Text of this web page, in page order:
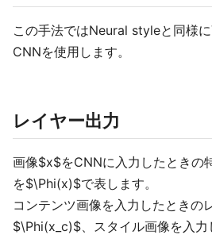
この手法ではNeural styleと同様
CNNを使用します。
レイヤー出力
画像$x$をCNNに入力したときの
を$\Phi(x)$で表します。
コンテンツ画像を入力したときの
$\Phi(x_c)$、スタイル画像を入力